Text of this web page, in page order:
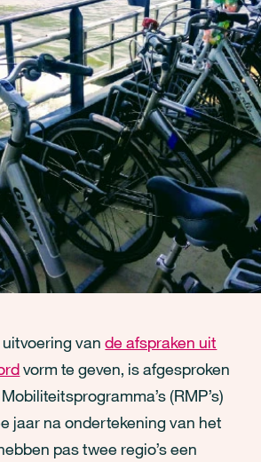
uitvoering vande afspraken uit
vorm te geven, is afgesproken
(RMP’s)
jaar na ondertekening van het
pas twee regio’s een